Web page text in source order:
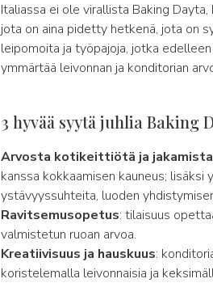
Italiassa ei ole virallista Baking
jota on aina pidetty hetkenä, jota on
leipomoita ja työpajoja, jotka
ymmärtää leivonnan ja konditorian
3 hyvää syytä juhlia Baking
Arvosta kotikeittiötä ja jakamista
kanssa kokkaamisen kauneus;
ystävyyssuhteita, luoden
Ravitsemusopetus: tilaisuus
valmistetun ruoan arvoa.
Kreatiivisuus ja hauskuus:
koristelemalla leivonnaisia ja